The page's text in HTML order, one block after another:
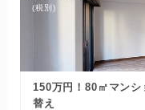
(税別)
150万円！80㎡マン
替え